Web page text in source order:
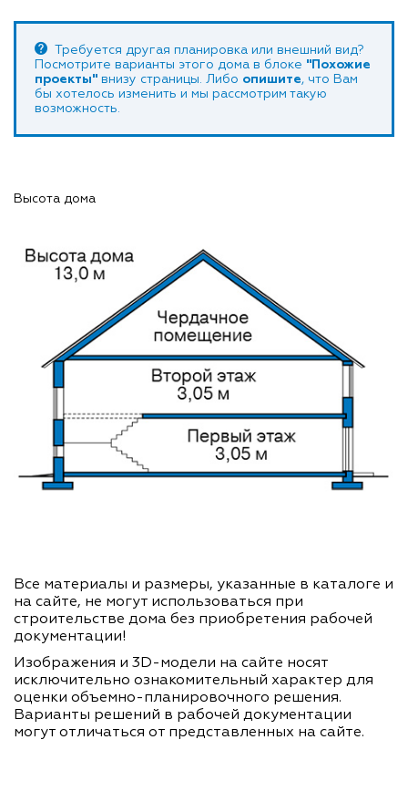
Требуется другая планировка или внешний вид?
Посмотрите варианты этого дома в блоке "Похожие
проекты" внизу страницы. Либо опишите, что Вам
бы хотелось изменить и мы рассмотрим такую
возможность.
Высота дома
Все материалы и размеры, указанные в каталоге и
на сайте, не могут использоваться при
строительстве дома без приобретения рабочей
документации!
Изображения и 3D-модели на сайте носят
исключительно ознакомительный характер для
оценки объемно-планировочного решения.
Варианты решений в рабочей документации
могут отличаться от представленных на сайте.